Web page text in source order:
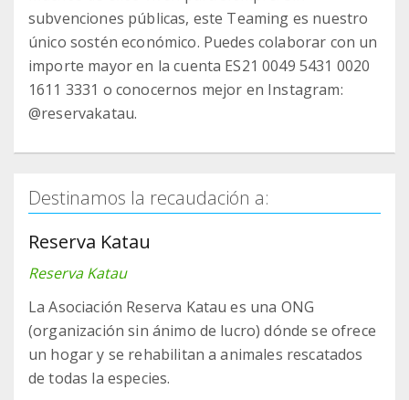
subvenciones públicas, este Teaming es nuestro
único sostén económico. Puedes colaborar con un
importe mayor en la cuenta ES21 0049 5431 0020
1611 3331 o conocernos mejor en Instagram:
@reservakatau.
Destinamos la recaudación a:
Reserva Katau
Reserva Katau
La Asociación Reserva Katau es una ONG
(organización sin ánimo de lucro) dónde se ofrece
un hogar y se rehabilitan a animales rescatados
de todas la especies.